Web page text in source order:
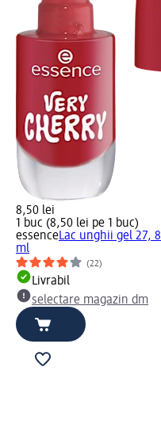
8,50 lei
1 buc (8,50 lei pe 1 buc)
essenceLac unghii gel 27, 8
ml
(22)
Livrabil
selectare magazin dm